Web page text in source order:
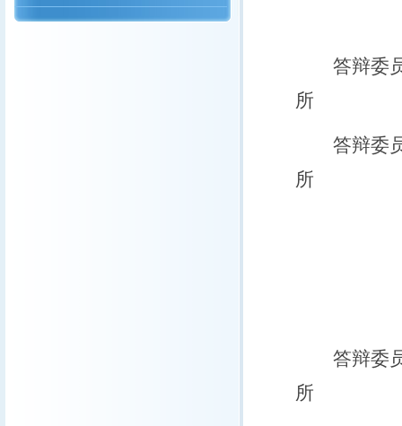
答辩委
所
答辩委
所
答辩委
所